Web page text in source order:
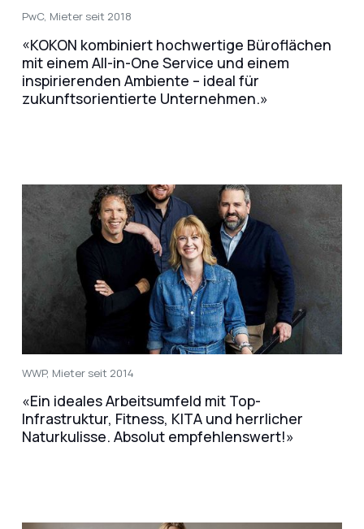
PwC, Mieter seit 2018
«KOKON kombiniert hochwertige Büroflächen
mit einem All-in-One Service und einem
inspirierenden Ambiente – ideal für
zukunftsorientierte Unternehmen.»
WWP, Mieter seit 2014
«Ein ideales Arbeitsumfeld mit Top-
Infrastruktur, Fitness, KITA und herrlicher
Naturkulisse. Absolut empfehlenswert!»